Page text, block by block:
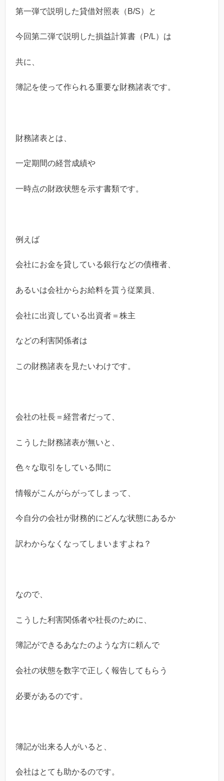
第一弾で説明した貸借対照表（B/S）と
今回第二弾で説明した損益計算書（P/L）は
共に、
簿記を使って作られる重要な財務諸表です。
財務諸表とは、
一定期間の経営成績や
一時点の財政状態を示す書類です。
例えば
会社にお金を貸している銀行などの債権者、
あるいは会社からお給料を貰う従業員、
会社に出資している出資者＝株主
などの利害関係者は
この財務諸表を見たいわけです。
会社の社長＝経営者だって、
こうした財務諸表が無いと、
色々な取引をしている間に
情報がこんがらがってしまって、
今自分の会社が財務的にどんな状態にあるか
訳わからなくなってしまいますよね？
なので、
こうした利害関係者や社長のために、
簿記ができるあなたのような方に頼んで
会社の状態を数字で正しく報告してもらう
必要があるのです。
簿記が出来る人がいると、
会社はとても助かるのです。